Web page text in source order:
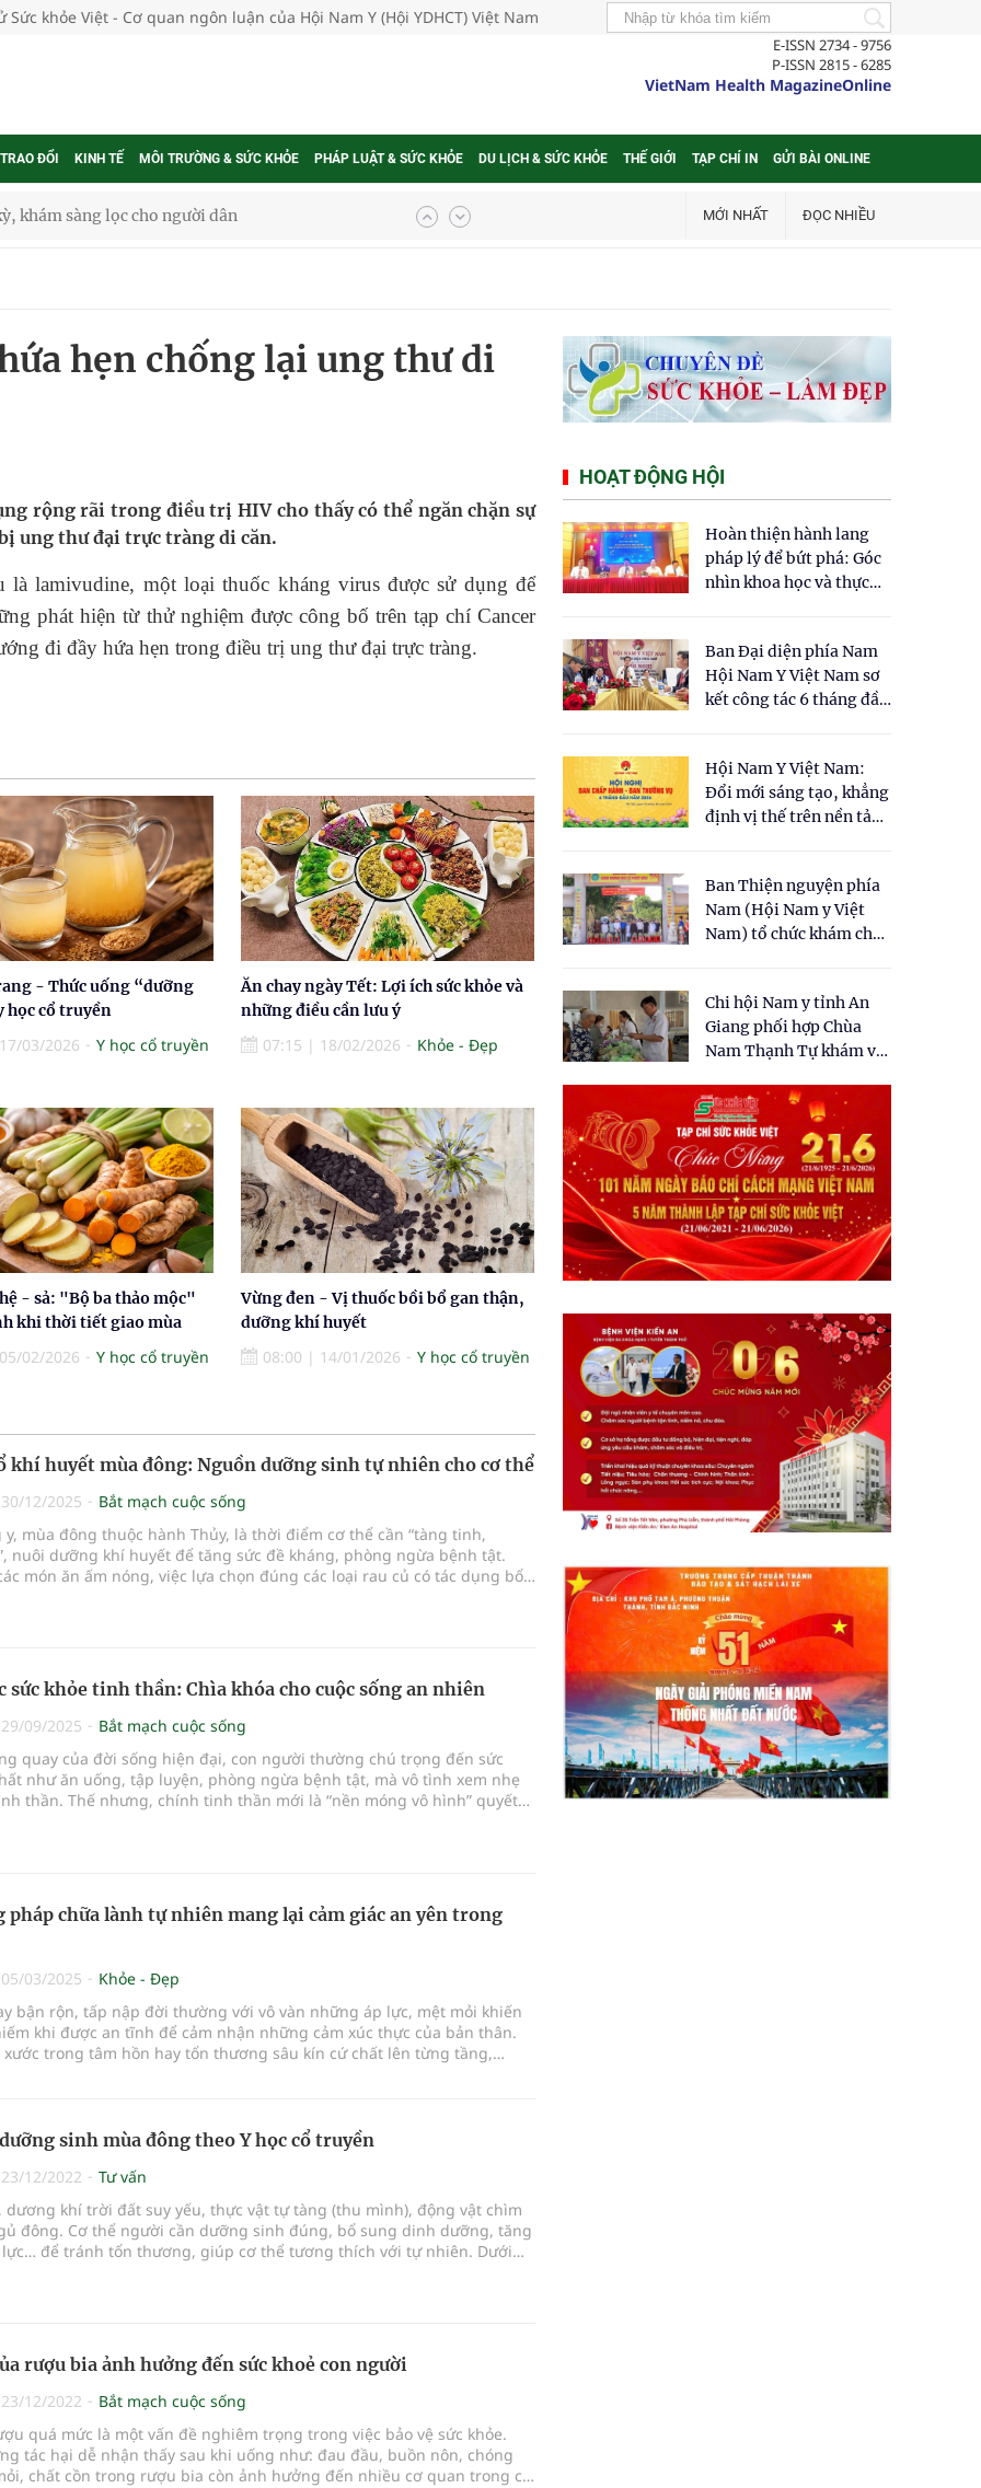
Sức khỏe Việt - Cơ quan ngôn luận của Hội Nam Y (Hội YDHCT) Việt Nam
E-ISSN 2734 - 9756
P-ISSN 2815 - 6285
VietNam Health MagazineOnline
ĐỔI KINH TẾ MÔI TRƯỜNG & SỨC KHỎE PHÁP LUẬT & SỨC KHỎE DU LỊCH & SỨC KHỎE THẾ GIỚI TẠP CHÍ IN GỬI BÀI ONLINE
khám sàng lọc cho người dân
thực tế
ung thư
Của Các Loài Nhân Sâm (Panax Spp.): Tổng
quốc
MỚI NHẤT ĐỌC NHIỀU
hẹn chống lại ung thư di
rộng rãi trong điều trị HIV cho thấy có thể ngăn chặn sự
ung thư đại trực tràng di căn.
là lamivudine, một loại thuốc kháng virus được sử dụng để
phát hiện từ thử nghiệm được công bố trên tạp chí Cancer
đi đầy hứa hẹn trong điều trị ung thư đại trực tràng.
- Thức uống “dưỡng
học cổ truyền
17/03/2026 Y học cổ truyền
Ăn chay ngày Tết: Lợi ích sức khỏe và
những điều cần lưu ý
07:15 | 18/02/2026 Khỏe - Đẹp
- sả: "Bộ ba thảo mộc"
khi thời tiết giao mùa
05/02/2026 Y học cổ truyền
Vừng đen - Vị thuốc bồi bổ gan thận,
dưỡng khí huyết
08:00 | 14/01/2026 Y học cổ truyền
khí huyết mùa đông: Nguồn dưỡng sinh tự nhiên cho cơ thể
30/12/2025
Bắt mạch cuộc sống
y, mùa đông thuộc hành Thủy, là thời điểm cơ thể cần “tàng tinh,
nuôi dưỡng khí huyết để tăng sức đề kháng, phòng ngừa bệnh tật.
món ăn ấm nóng, việc lựa chọn đúng các loại rau củ có tác dụng bổ
sức khỏe tinh thần: Chìa khóa cho cuộc sống an nhiên
29/09/2025
Bắt mạch cuộc sống
quay của đời sống hiện đại, con người thường chú trọng đến sức
như ăn uống, tập luyện, phòng ngừa bệnh tật, mà vô tình xem nhẹ
thần. Thế nhưng, chính tinh thần mới là “nền móng vô hình” quyết
pháp chữa lành tự nhiên mang lại cảm giác an yên trong
05/03/2025
Khỏe - Đẹp
bận rộn, tấp nập đời thường với vô vàn những áp lực, mệt mỏi khiến
khi được an tĩnh để cảm nhận những cảm xúc thực của bản thân.
xước trong tâm hồn hay tổn thương sâu kín cứ chất lên từng tầng,
hạnh phúc?sinh mùa đông theo Y học cổ truyền
23/12/2022
Tư vấn
dương khí trời đất suy yếu, thực vật tự tàng (thu mình), động vật chìm
đông. Cơ thể người cần dưỡng sinh đúng, bổ sung dinh dưỡng, tăng
để tránh tổn thương, giúp cơ thể tương thích với tự nhiên. Dưới
rượu bia ảnh hưởng đến sức khoẻ con người
23/12/2022
Bắt mạch cuộc sống
quá mức là một vấn đề nghiêm trọng trong việc bảo vệ sức khỏe.
tác hại dễ nhận thấy sau khi uống như: đau đầu, buồn nôn, chóng
chất cồn trong rượu bia còn ảnh hưởng đến nhiều cơ quan trong cơ
HOẠT ĐỘNG HỘI
Hoàn thiện hành lang
pháp lý để bứt phá: Góc
nhìn khoa học và thực
cho Luật Y dược cổ
truyền Việt Nam"
Ban Đại diện phía Nam
Hội Nam Y Việt Nam sơ
kết công tác 6 tháng đầu
Hội Nam Y Việt Nam:
Đổi mới sáng tạo, khẳng
định vị thế trên nền tảng
Ban Thiện nguyện phía
Nam (Hội Nam y Việt
Nam) tổ chức khám chữa
dân tại xã Tân Tập
Chi hội Nam y tỉnh An
Giang phối hợp Chùa
Nam Thạnh Tự khám và
nhân dân